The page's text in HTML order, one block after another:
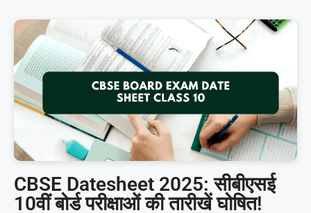
CBSE Datesheet 2025: सीबीएसई
10वीं बोर्ड परीक्षाओं की तारीखें घोषित!